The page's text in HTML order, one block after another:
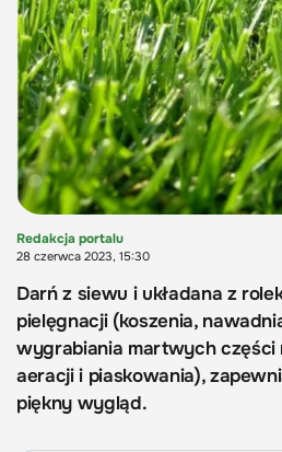
Redakcja portalu
28 czerwca 2023, 15:30
Darń z siewu i układana z
pielęgnacji (koszenia,
wygrabiania martwych części
aeracji i piaskowania),
piękny wygląd.